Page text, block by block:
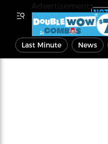
Last Minute News
Advertisements